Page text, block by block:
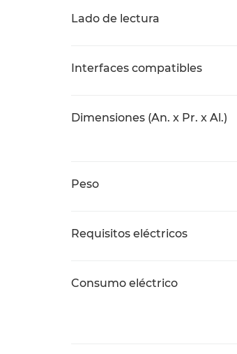
Lado de lectura
Interfaces compatibles
Dimensiones (An. x Pr. x Al.)
Peso
Requisitos eléctricos
Consumo eléctrico